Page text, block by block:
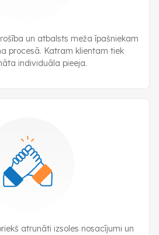
un atbalsts meža īpašniekam
procesā. Katram klientam tiek
individuāla pieeja.
atrunāti izsoles nosacījumi un